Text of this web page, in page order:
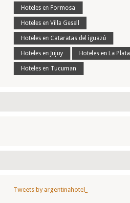
Hoteles en Formosa
Hoteles en Villa Gesell
Hoteles en Cataratas del iguazú
Hoteles en Jujuy Hoteles en La Plata
Hoteles en Tucuman
Tweets by argentinahotel_